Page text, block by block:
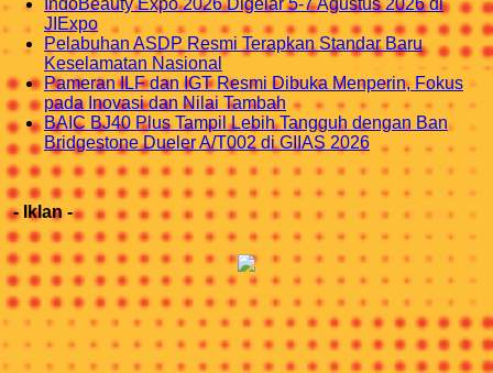
JIExpo
Pelabuhan ASDP Resmi Terapkan Standar Baru
Keselamatan Nasional
Pameran ILF dan IGT Resmi Dibuka Menperin, Fokus
pada Inovasi dan Nilai Tambah
BAIC BJ40 Plus Tampil Lebih Tangguh dengan Ban
Bridgestone Dueler A/T002 di GIIAS 2026
- Iklan -
IKUTI KAMI DI INSTAGRAM
@INDOTRIPNEWS